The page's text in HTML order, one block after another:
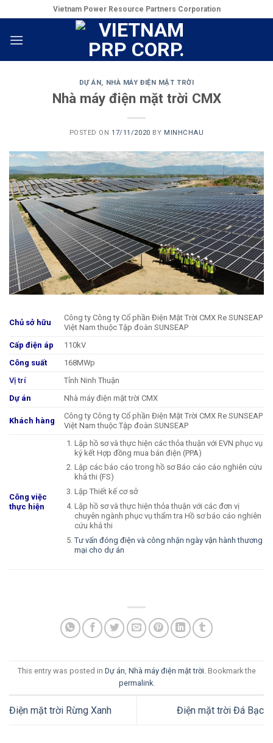
to
content
Vietnam Power Resource Partners Corporation
DỰ ÁN, NHÀ MÁY ĐIỆN MẶT TRỜI
Nhà máy điện mặt trời CMX
POSTED ON17/11/2020 BY MINHCHAU
Chủ sở hữu
Công ty Công ty Cổ phần Điện Mặt Trời CMX Re SUNSEAP
Việt Nam thuộc Tập đoàn SUNSEAP
Cấp điện áp
110kV
Công suất
168MWp
Vị trí
Tỉnh Ninh Thuận
Dự án
Nhà máy điện mặt trời CMX
Khách hàng
Công ty Công ty Cổ phần Điện Mặt Trời CMX Re SUNSEAP
Việt Nam thuộc Tập đoàn SUNSEAP
Công việc
thực hiện
Lập hồ sơ và thực hiện các thỏa thuận với EVN phục vụ
ký kết Hợp đồng mua bán điện (PPA)
Lập các báo cáo trong hồ sơ Báo cáo cáo nghiên cứu
khả thi (FS)
Lập Thiết kế cơ sở
Lập hồ sơ và thực hiện thỏa thuận với các đơn vị
chuyên ngành phục vụ thẩm tra Hồ sơ báo cáo nghiên
cứu khả thi
Tư vấn đóng điện và công nhận ngày vận hành thương
mại cho dự án
This entry was posted in Dự án, Nhà máy điện mặt trời. Bookmark the
permalink.
Điện mặt trời Rừng Xanh Điện mặt trời Đá Bạc